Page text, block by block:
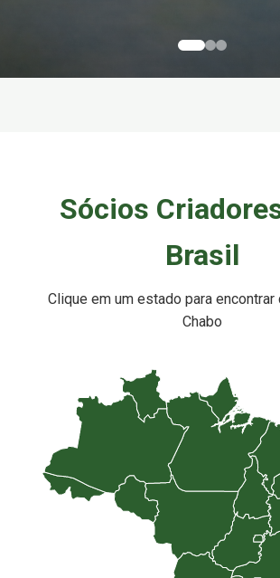
Sócios
Brasil
Clique em um estado para
Chabo